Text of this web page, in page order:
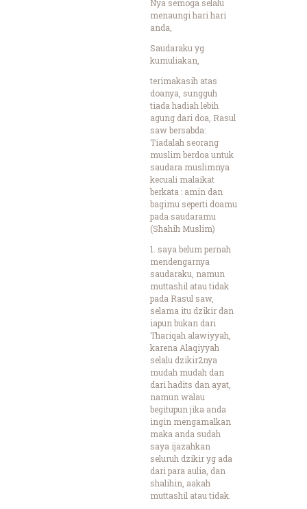
Nya semoga selalu
menaungi hari hari
anda,
Saudaraku yg
kumuliakan,
terimakasih atas
doanya, sungguh
tiada hadiah lebih
agung dari doa, Rasul
saw bersabda:
Tiadalah seorang
muslim berdoa untuk
saudara muslimnya
kecuali malaikat
berkata : amin dan
bagimu seperti doamu
pada saudaramu
(Shahih Muslim)
1. saya belum pernah
mendengarnya
saudaraku, namun
muttashil atau tidak
pada Rasul saw,
selama itu dzikir dan
iapun bukan dari
Thariqah alawiyyah,
karena Alaqiyyah
selalu dzikir2nya
mudah mudah dan
dari hadits dan ayat,
namun walau
begitupun jika anda
ingin mengamalkan
maka anda sudah
saya ijazahkan
seluruh dzikir yg ada
dari para aulia, dan
shalihin, aakah
muttashil atau tidak.